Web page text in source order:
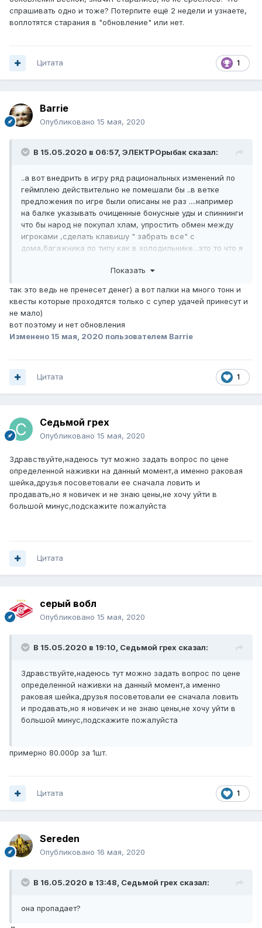
спрашивать одно и тоже? Потерпите ещё 2 недели и узнаете,
воплотятся старания в "обновление" или нет.
1
Цитата
Barrie
Опубликовано 15 мая, 2020
В 15.05.2020 в 06:57, ЭЛЕКТРОрыбак сказал:
..а вот внедрить в игру ряд рациональных изменений по
геймплею действительно не помешали бы ..в ветке
предложения по игре были описаны не раз ....например
на балке указывать очищенные бонусные уды и спиннинги
что бы народ не покупал хлам, упростить обмен между
игроками ,сделать клавишу " забрать все" с
дома,багажника по типу как в холодильнике...это то что я
действительно дельных предложений...вот это бы точно
Показать
так это ведь не пренесет денег) а вот палки на много тонн и
квесты которые проходятся только с супер удачей принесут и
не мало)
вот поэтому и нет обновления
Изменено 15 мая, 2020 пользователем Barrie
1
Цитата
Седьмой грех
Опубликовано 15 мая, 2020
Здравствуйте,надеюсь тут можно задать вопрос по цене
определенной наживки на данный момент,а именно раковая
шейка,друзья посоветовали ее сначала ловить и
продавать,но я новичек и не знаю цены,не хочу уйти в
большой минус,подскажите пожалуйста
Цитата
серый вобл
Опубликовано 15 мая, 2020
В 15.05.2020 в 19:10, Седьмой грех сказал:
Здравствуйте,надеюсь тут можно задать вопрос по цене
определенной наживки на данный момент,а именно
раковая шейка,друзья посоветовали ее сначала ловить
и продавать,но я новичек и не знаю цены,не хочу уйти в
большой минус,подскажите пожалуйста
примерно 80.000р за 1шт.
1
Цитата
Sereden
Опубликовано 16 мая, 2020
В 16.05.2020 в 13:48, Седьмой грех сказал:
она пропадает?